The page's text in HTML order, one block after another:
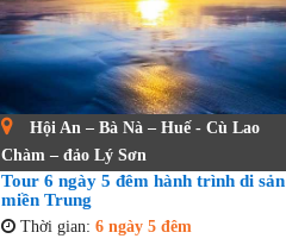
Hội An – Bà Nà – Huế - Cù Lao
Chàm – đảo Lý Sơn
Tour 6 ngày 5 đêm hành trình di sản
miền Trung
Thời gian:6 ngày 5 đêm